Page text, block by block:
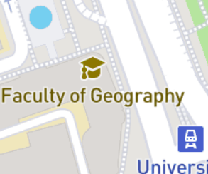
în acord cu viziunea regizorală. Iar
care se desfășoară evenimentele
este una care, sfidând festivismele,
Cum ne raportăm noi, cei de azi,
acum 100 de ani !??
unui public de toate vârstele.
Potocean